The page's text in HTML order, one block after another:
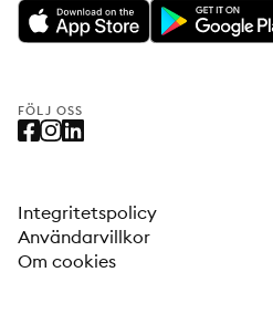
FÖLJ OSS
Integritetspolicy
Användarvillkor
Om cookies